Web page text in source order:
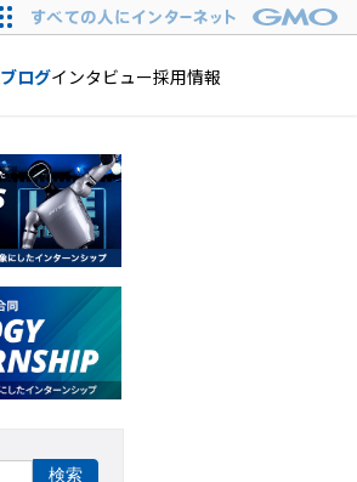
ブログインタビュー採用情報